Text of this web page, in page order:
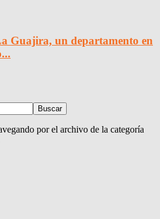
Guajira, un departamento en
por el archivo de la categoría